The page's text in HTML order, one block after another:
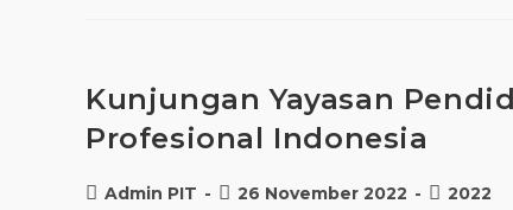
Kunjungan Yayasan
Profesional Indonesia
Admin PIT 26 November 2022 2022